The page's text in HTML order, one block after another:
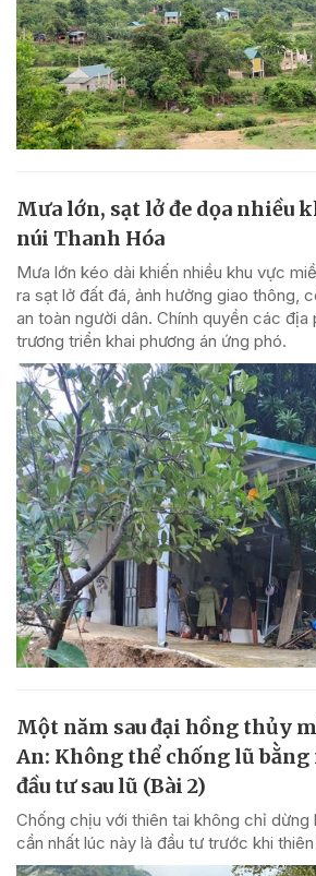
Mưa lớn, sạt lở đe dọa nhiều
núi Thanh Hóa
Mưa lớn kéo dài khiến nhiều khu vực
ra sạt lở đất đá, ảnh hưởng giao thông,
an toàn người dân. Chính quyền các địa
trương triển khai phương án ứng phó.
Một năm sau đại hồng thủy
An: Không thể chống lũ
đầu tư sau lũ (Bài 2)
Chống chịu với thiên tai không chỉ
cần nhất lúc này là đầu tư trước khi